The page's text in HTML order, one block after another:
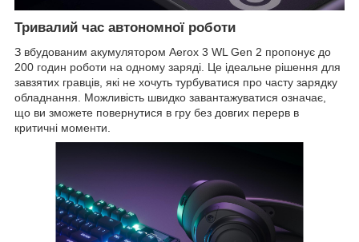
Тривалий час автономної роботи
З вбудованим акумулятором Aerox 3 WL Gen 2 пропонує до
200 годин роботи на одному заряді. Це ідеальне рішення для
завзятих гравців, які не хочуть турбуватися про часту зарядку
обладнання. Можливість швидко завантажуватися означає,
що ви зможете повернутися в гру без довгих перерв в
критичні моменти.